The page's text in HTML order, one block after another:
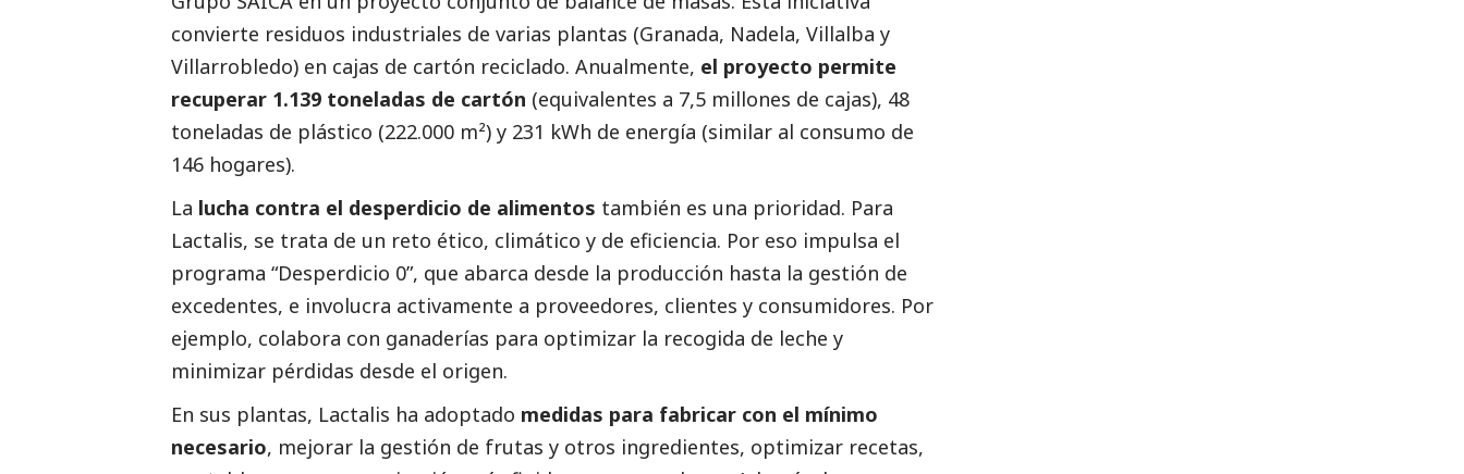
convierte residuos industriales de varias plantas (Granada, Nadela, Villalba y
Villarrobledo) en cajas de cartón reciclado. Anualmente, el proyecto permite
recuperar 1.139 toneladas de cartón (equivalentes a 7,5 millones de cajas), 48
toneladas de plástico (222.000 m²) y 231 kWh de energía (similar al consumo de
146 hogares).
La lucha contra el desperdicio de alimentos también es una prioridad. Para
Lactalis, se trata de un reto ético, climático y de eficiencia. Por eso impulsa el
programa “Desperdicio 0”, que abarca desde la producción hasta la gestión de
excedentes, e involucra activamente a proveedores, clientes y consumidores. Por
ejemplo, colabora con ganaderías para optimizar la recogida de leche y
minimizar pérdidas desde el origen.
En sus plantas, Lactalis ha adoptado medidas para fabricar con el mínimo
necesario, mejorar la gestión de frutas y otros ingredientes, optimizar recetas,